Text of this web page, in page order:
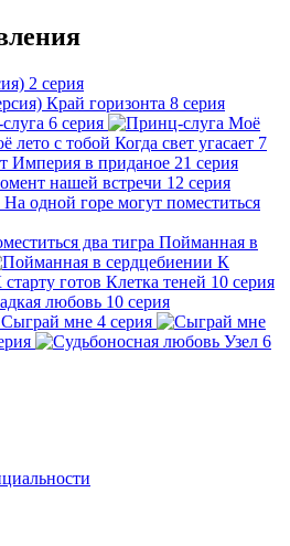
2 серия
Край горизонта 8 серия
6 серия
Моё
Когда свет угасает 7
Империя в приданое 21 серия
нашей встречи 12 серия
На одной горе могут поместиться
Пойманная в
К
Клетка теней 10 серия
любовь 10 серия
Сыграй мне 4 серия
Узел 6